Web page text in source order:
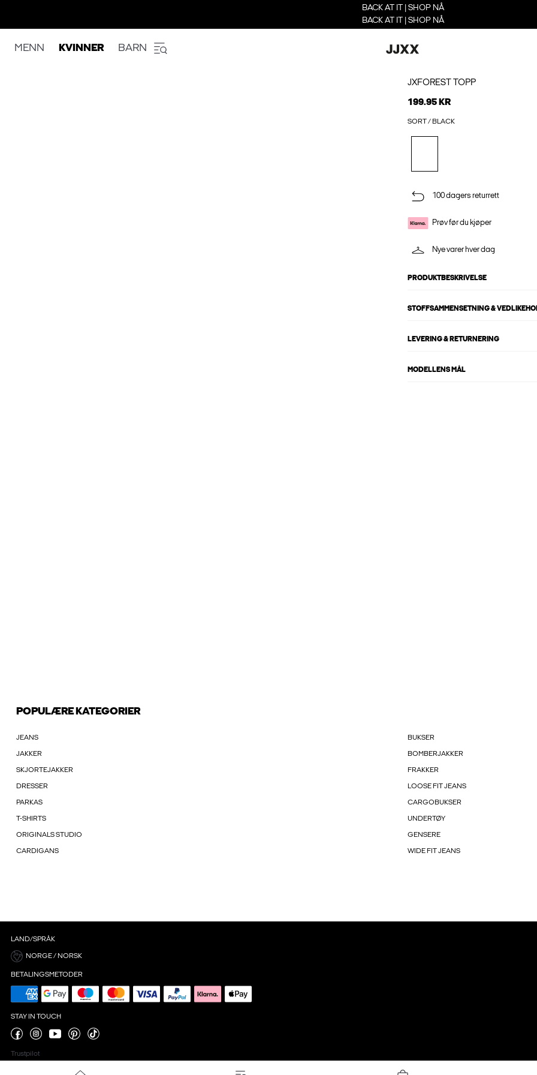
BACK AT IT | SHOP NÅ
BACK AT IT | SHOP NÅ
MENN KVINNER BARN
JXFOREST TOPP
199.95 KR
SORT / BLACK
100 dagers returrett
Prøv før du kjøper
Nye varer hver dag
PRODUKTBESKRIVELSE
STOFFSAMMENSETNING &
LEVERING & RETURNERING
MODELLENS MÅL
POPULÆRE KATEGORIER
JEANS BUKSER
JAKKER BOMBERJAKKER
SKJORTEJAKKER FRAKKER
DRESSER LOOSE FIT JEANS
PARKAS CARGOBUKSER
T-SHIRTS UNDERTØY
ORIGINALS STUDIO GENSERE
CARDIGANS WIDE FIT JEANS
LAND/SPRÅK
NORGE / NORSK
BETALINGSMETODER
STAY IN TOUCH
Trustpilot